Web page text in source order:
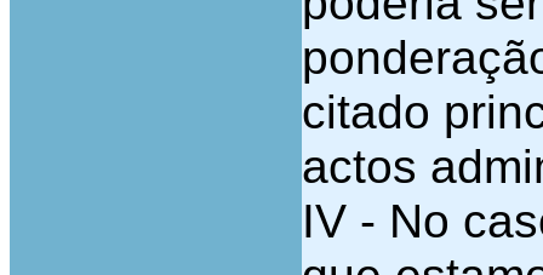
citado
actos
IV - No